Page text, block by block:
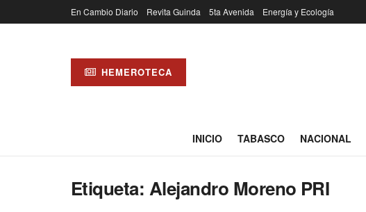
En Cambio Diario Revita Guinda 5ta Avenida Energía y Ecología
HEMEROTECA
INICIO TABASCO NACIONAL
Etiqueta: Alejandro Moreno PRI